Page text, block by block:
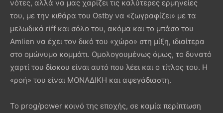
νότες, αλλά να μας χαρίζει τις καλύτερες ερμηνείες
του, με την κιθάρα του Ostby να «ζωγραφίζει» με τα
μελωδικά riff και σόλο του, ακόμα και το μπάσο του
Amlien να έχει τον δικό του «χώρο» στη μίξη, ιδιαίτερα
στο ομώνυμο κομμάτι. Ομολογουμένως όμως, το δυνατό
χαρτί του δίσκου είναι αυτό που λέει και ο τίτλος του. H
«ροή» του είναι ΜΟΝΑΔΙΚΗ και αψεγάδιαστη.
Το prog/power κοινό της εποχής, σε καμία περίπτωση